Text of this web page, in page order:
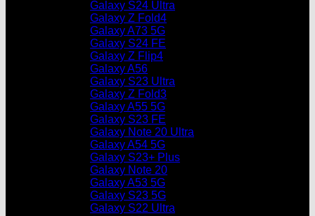
Galaxy S24 Ultra
Galaxy Z Fold4
Galaxy A73 5G
Galaxy S24 FE
Galaxy Z Flip4
Galaxy A56
Galaxy S23 Ultra
Galaxy Z Fold3
Galaxy A55 5G
Galaxy S23 FE
Galaxy Note 20 Ultra
Galaxy A54 5G
Galaxy S23+ Plus
Galaxy Note 20
Galaxy A53 5G
Galaxy S23 5G
Galaxy S22 Ultra